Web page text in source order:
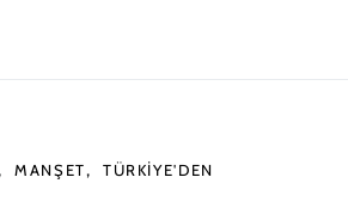
MANŞET TÜRKIYE'DEN